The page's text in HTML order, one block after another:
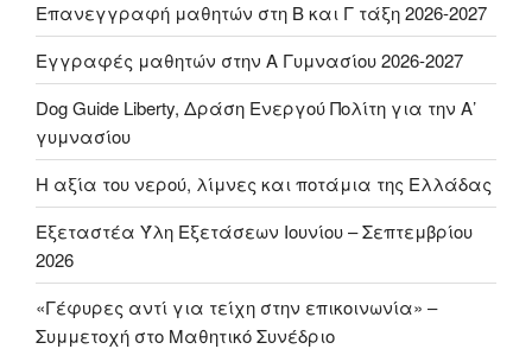
Επανεγγραφή μαθητών στη Β και Γ τάξη 2026-2027
Εγγραφές μαθητών στην Α Γυμνασίου 2026-2027
Dog Guide Liberty, Δράση Ενεργού Πολίτη για την Α’
γυμνασίου
H αξία του νερού, λίμνες και ποτάμια της Ελλάδας
Εξεταστέα Ύλη Εξετάσεων Ιουνίου – Σεπτεμβρίου
2026
«Γέφυρες αντί για τείχη στην επικοινωνία» –
Συμμετοχή στο Μαθητικό Συνέδριο